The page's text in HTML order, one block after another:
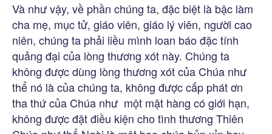
Và như vậy, về phần chúng ta, đặc biệt là bậc làm
cha mẹ, mục tử, giáo viên, giáo lý viên, người cao
niên, chúng ta phải liều mình loan báo đặc tính
quảng đại của lòng thương xót này. Chúng ta
không được dùng lòng thương xót của Chúa như
thể nó là của chúng ta, không được cấp phát ơn
tha thứ của Chúa như một mặt hàng có giới hạn,
không được đặt điều kiện cho tình thương Thiên